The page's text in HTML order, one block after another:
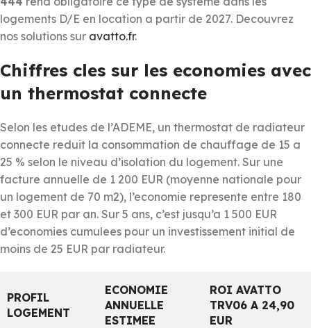
logements D/E en location a partir de 2027. Decouvrez
nos solutions sur avatto.fr.
Chiffres cles sur les economies avec
un thermostat connecte
Selon les etudes de l’ADEME, un thermostat de radiateur
connecte reduit la consommation de chauffage de 15 a
25 % selon le niveau d’isolation du logement. Sur une
facture annuelle de 1 200 EUR (moyenne nationale pour
un logement de 70 m2), l’economie represente entre 180
et 300 EUR par an. Sur 5 ans, c’est jusqu’a 1 500 EUR
d’economies cumulees pour un investissement initial de
moins de 25 EUR par radiateur.
PROFIL
LOGEMENT
ECONOMIE
ANNUELLE
ESTIMEE
ROI AVATTO
TRV06 A 24,90
EUR